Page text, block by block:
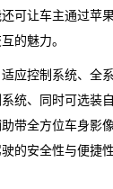
可让车主通过苹
的魅力。
应控制系统、全
统、同时可选装
带全方位车身影
的安全性与便捷